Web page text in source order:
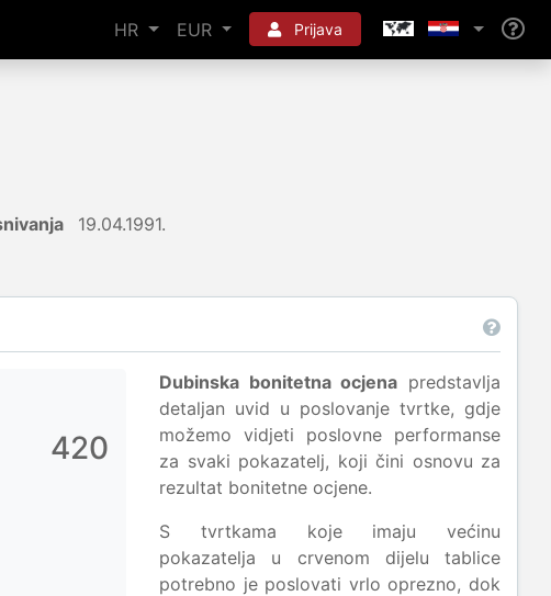
HR EUR Prijava
19.04.1991.
420
Dubinska bonitetna ocjena predstavlja
detaljan uvid u poslovanje tvrtke, gdje
možemo vidjeti poslovne performanse
za svaki pokazatelj, koji čini osnovu za
rezultat bonitetne ocjene.
S tvrtkama koje imaju većinu
pokazatelja u crvenom dijelu tablice
potrebno je poslovati vrlo oprezno, dok